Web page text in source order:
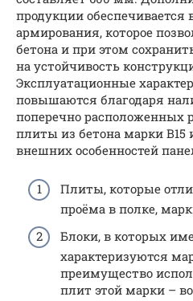
продукции обеспечивается
армирования, которое
бетона и при этом
на устойчивость
Эксплуатационные
повышаются благодаря
поперечно расположенных
плиты из бетона марки В15
внешних особенностей
Плиты, которые
проёма в полке,
Блоки, в которых
характеризуются
преимущество
плит этой марки –